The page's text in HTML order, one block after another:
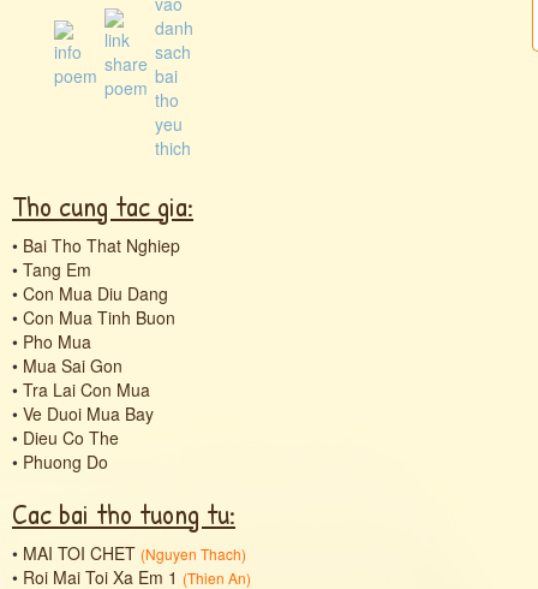
Tho cung tac gia:
• Bai Tho That Nghiep
• Tang Em
• Con Mua Diu Dang
• Con Mua Tinh Buon
• Pho Mua
• Mua Sai Gon
• Tra Lai Con Mua
• Ve Duoi Mua Bay
• Dieu Co The
• Phuong Do
Cac bai tho tuong tu:
• MAI TOI CHET (Nguyen Thach)
• Roi Mai Toi Xa Em 1 (Thien An)